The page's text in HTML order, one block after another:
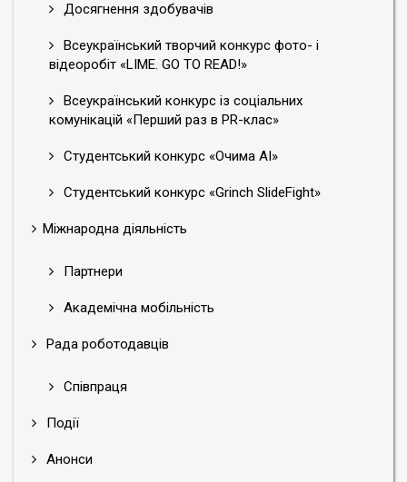
Досягнення здобувачів
Всеукраїнський творчий конкурс фото- і
відеоробіт «LIME. GO TO READ!»
Всеукраїнський конкурс із соціальних
комунікацій «Перший раз в PR-клас»
Студентський конкурс «Очима АІ»
Студентський конкурс «Grinch SlideFight»
Міжнародна діяльність
Партнери
Академічна мобільність
Рада роботодавців
Співпраця
Події
Анонси